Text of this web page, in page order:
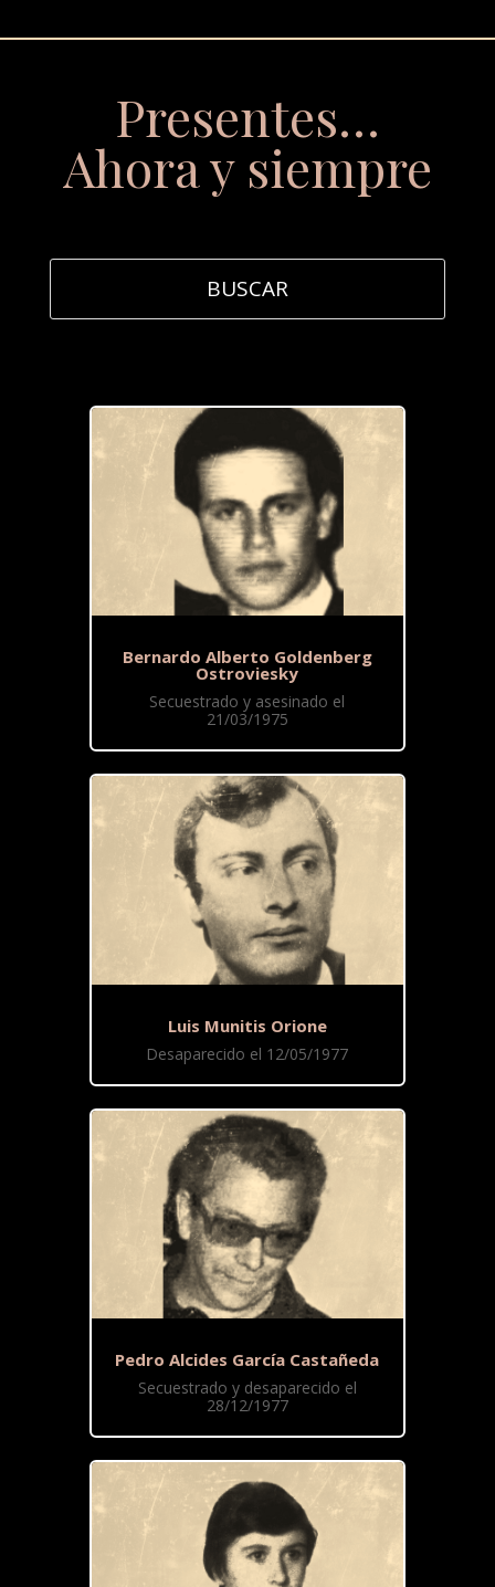
Presentes…
Ahora y siempre
Bernardo Alberto Goldenberg
Ostroviesky
Secuestrado y asesinado el
21/03/1975
Luis Munitis Orione
Desaparecido el 12/05/1977
Pedro Alcides García Castañeda
Secuestrado y desaparecido el
28/12/1977